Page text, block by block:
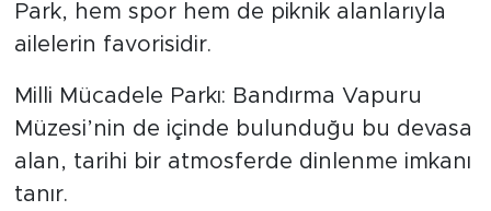
Park, hem spor hem de piknik alanlarıyla
ailelerin favorisidir.
Milli Mücadele Parkı: Bandırma Vapuru
Müzesi’nin de içinde bulunduğu bu devasa
alan, tarihi bir atmosferde dinlenme imkanı
tanır.